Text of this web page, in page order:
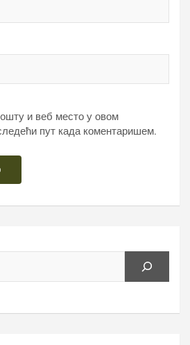
и веб место у овом
пут када коментаришем.